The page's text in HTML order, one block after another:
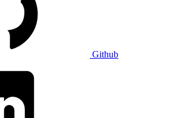
Github